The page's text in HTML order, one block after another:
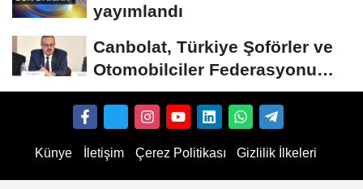
yayımlandı
Canbolat, Türkiye Şoförler ve
Otomobilciler Federasyonu
Başkanı Yiğiner...
Künye İletişim Çerez Politikası Gizlilik İlkeleri
Abonnenten kaufen TikTok Follower kaufen Instagram Likes kaufen TikTok Likes